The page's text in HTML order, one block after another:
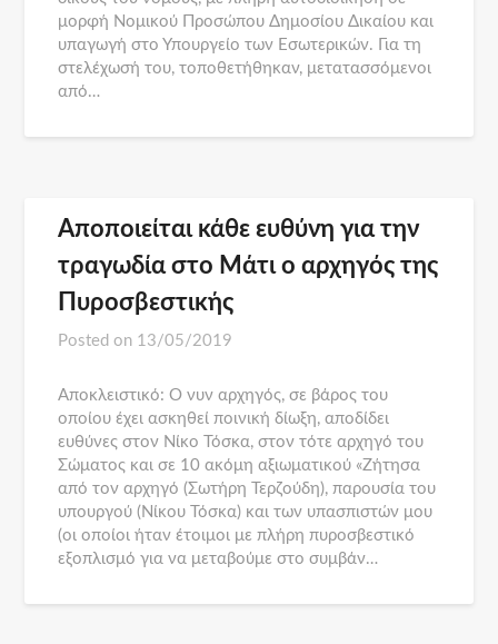
μορφή Νομικού Προσώπου Δημοσίου Δικαίου και
υπαγωγή στο Υπουργείο των Εσωτερικών. Για τη
στελέχωσή του, τοποθετήθηκαν, μετατασσόμενοι
από…
Αποποιείται κάθε ευθύνη για την
τραγωδία στο Μάτι ο αρχηγός της
Πυροσβεστικής
Posted on 13/05/2019
Αποκλειστικό: Ο νυν αρχηγός, σε βάρος του
οποίου έχει ασκηθεί ποινική δίωξη, αποδίδει
ευθύνες στον Νίκο Τόσκα, στον τότε αρχηγό του
Σώματος και σε 10 ακόμη αξιωματικού «Ζήτησα
από τον αρχηγό (Σωτήρη Τερζούδη), παρουσία του
υπουργού (Νίκου Τόσκα) και των υπασπιστών μου
(οι οποίοι ήταν έτοιμοι με πλήρη πυροσβεστικό
εξοπλισμό για να μεταβούμε στο συμβάν…